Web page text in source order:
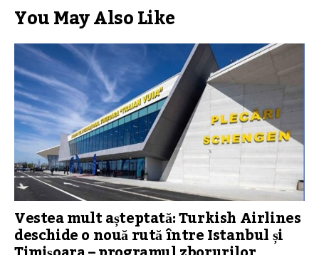
You May Also Like
Vestea mult așteptată: Turkish Airlines
deschide o nouă rută între Istanbul și